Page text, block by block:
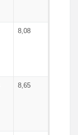
8,08
8,65